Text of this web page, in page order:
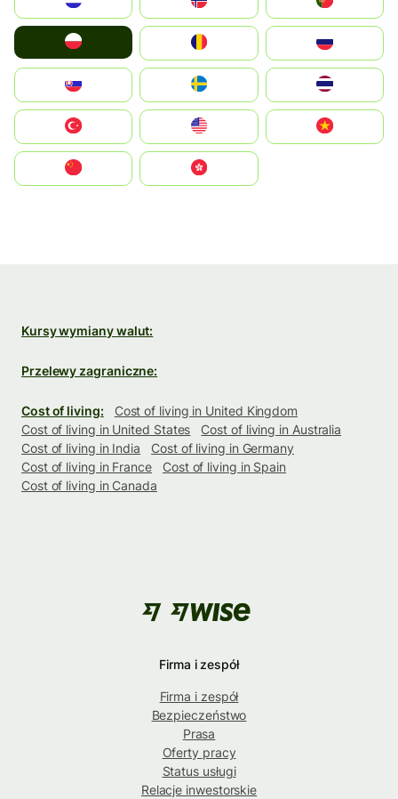
United States
中國香港特別行政區
Kursy wymiany walut:
Przelewy zagraniczne:
Cost of living:
Cost of living in United Kingdom
Cost of living in United States
Cost of living in Australia
Cost of living in India
Cost of living in Germany
Cost of living in France
Cost of living in Spain
Cost of living in Canada
Firma i zespół
Firma i zespół
Bezpieczeństwo
Prasa
Oferty pracy
Status usługi
Relacje inwestorskie